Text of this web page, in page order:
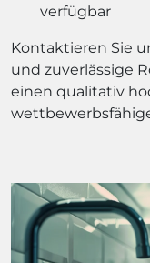
verfügbar
Kontaktieren Sie
und zuverlässige
einen qualitativ